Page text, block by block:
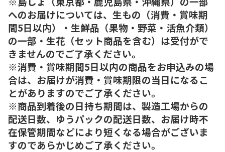
へのお届けについては、生もの（消費・賞味期
間5日以内）・生鮮品（果物・野菜・活魚介類）
の一部・生花（セット商品を含む）は受付がで
きませんのでご了承ください。
※消費・賞味期間5日以内の商品をお申込みの場
合は、お届けが消費・賞味期限の当日になるこ
とがありますのでご了承ください。
※商品到着後の日持ち期間は、製造工場からの
配送日数、ゆうパックの配送日数、お届け時不
在保管期間などにより短くなる場合がございま
すのであらかじめご了承ください。